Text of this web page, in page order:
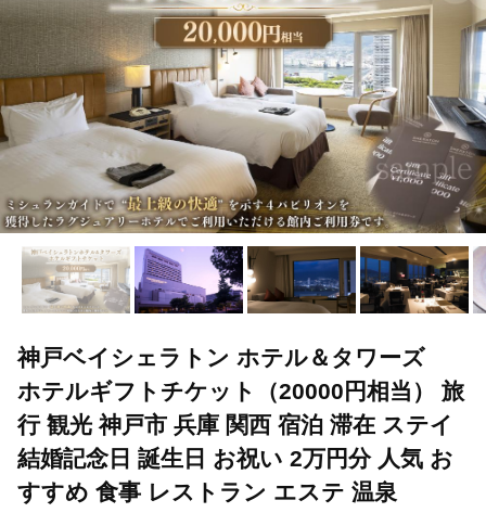
神戸ベイシェラトン ホテル＆タワーズ
ホテルギフトチケット（20000円相当） 旅
行 観光 神戸市 兵庫 関西 宿泊 滞在 ステイ
結婚記念日 誕生日 お祝い 2万円分 人気 お
すすめ 食事 レストラン エステ 温泉